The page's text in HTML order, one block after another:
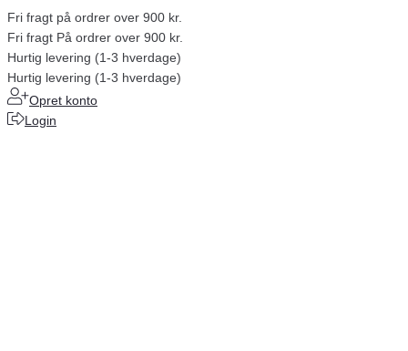
Fri fragt på ordrer over 900 kr.
Fri fragt På ordrer over 900 kr.
Hurtig levering (1-3 hverdage)
Hurtig levering (1-3 hverdage)
Opret konto
Login